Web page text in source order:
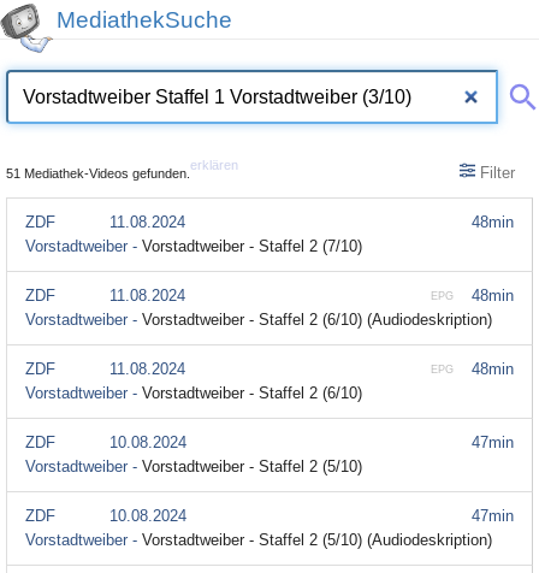
MediathekSuche
51 Mediathek-Videos gefunden.
erklären Filter
48min
ZDF
11.08.2024
Vorstadtweiber - Vorstadtweiber - Staffel 2 (7/10)
48min
EPG
ZDF
11.08.2024
Vorstadtweiber - Vorstadtweiber - Staffel 2 (6/10) (Audiodeskription)
48min
EPG
ZDF
11.08.2024
Vorstadtweiber - Vorstadtweiber - Staffel 2 (6/10)
47min
ZDF
10.08.2024
Vorstadtweiber - Vorstadtweiber - Staffel 2 (5/10)
47min
ZDF
10.08.2024
Vorstadtweiber - Vorstadtweiber - Staffel 2 (5/10) (Audiodeskription)